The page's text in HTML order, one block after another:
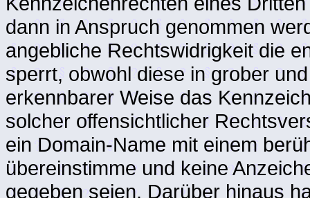
dann in Anspruch genommen
angebliche Rechtswidrigkeit die
sperrt, obwohl diese in grober
erkennbarer Weise das
solcher offensichtlicher
ein Domain-Name mit einem
übereinstimme und keine
gegeben seien. Darüber hinaus